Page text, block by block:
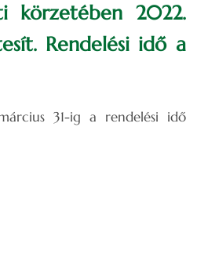
körzetében 2022.
Rendelési idő a
31-ig a rendelési idő